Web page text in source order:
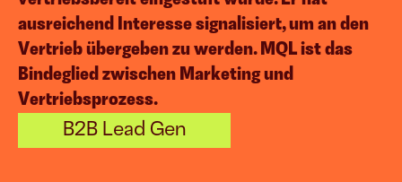
Content Creation
Social Media Content
Video Content
Corporate Blogging
Events
Supperclub &
Moderation /
ausreichend Interesse signalisiert, um an den
Vertrieb übergeben zu werden. MQL ist das
Bindeglied zwischen Marketing und
Vertriebsprozess.
B2B Lead Gen